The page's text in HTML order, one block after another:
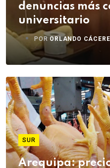
denuncias más
universitario
POR ORLANDO
SUR
Arequipa: